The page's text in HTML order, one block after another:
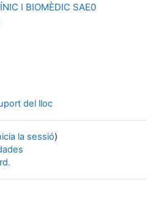
I BIOMÈDIC SAE0
del lloc
la sessió)